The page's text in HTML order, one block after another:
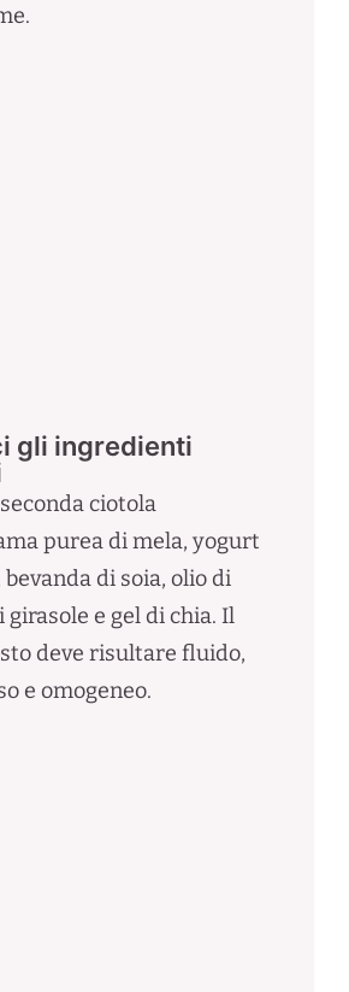
gli ingredienti
ciotola
purea di mela, yogurt
bevanda di soia, olio di
girasole e gel di chia. Il
deve risultare fluido,
e omogeneo.